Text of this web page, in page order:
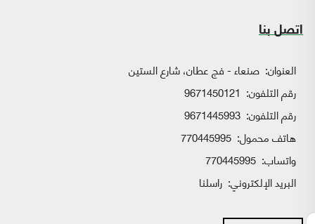
اتصل بنا
العنوان: صنعاء - فج عطان، شارع الستين
رقم التلفون: 9671450121
رقم التلفون: 9671445993
هاتف محمول: 770445995
واتساب:
البريد الإلكتروني: راسلنا